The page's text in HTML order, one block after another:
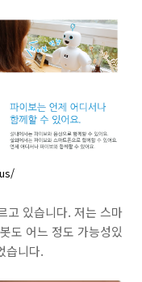
고 있습니다. 저는 스마
도 어느 정도 가능성있
습니다.